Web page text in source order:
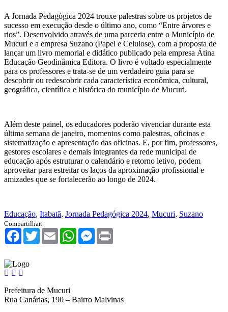
A Jornada Pedagógica 2024 trouxe palestras sobre os projetos de
sucesso em execução desde o último ano, como “Entre árvores e
rios”. Desenvolvido através de uma parceria entre o Município de
Mucuri e a empresa Suzano (Papel e Celulose), com a proposta de
lançar um livro memorial e didático publicado pela empresa Átina
Educação Geodinâmica Editora. O livro é voltado especialmente
para os professores e trata-se de um verdadeiro guia para se
descobrir ou redescobrir cada característica econômica, cultural,
geográfica, científica e histórica do município de Mucuri.
Além deste painel, os educadores poderão vivenciar durante esta
última semana de janeiro, momentos como palestras, oficinas e
sistematização e apresentação das oficinas. E, por fim, professores,
gestores escolares e demais integrantes da rede municipal de
educação após estruturar o calendário e retorno letivo, podem
aproveitar para estreitar os laços da aproximação profissional e
amizades que se fortalecerão ao longo de 2024.
Educação, Itabatã, Jornada Pedagógica 2024, Mucuri, Suzano
Compartilhar:
Facebook
TwitterEmail WhatsAppMessenger
Prefeitura de Mucuri
Rua Canárias, 190 – Bairro Malvinas